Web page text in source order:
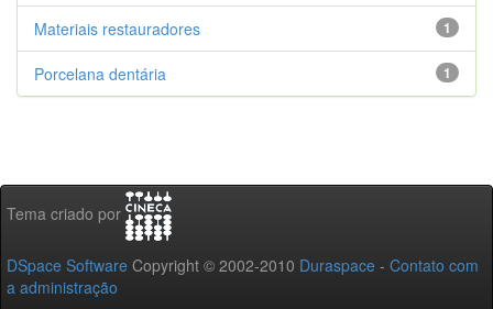
1
Materiais restauradores
1
Porcelana dentária
Tema criado por
DSpace Software Copyright © 2002-2010 Duraspace - Contato com
a administração